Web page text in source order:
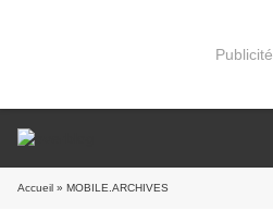
Publicité
Accueil » MOBILE.ARCHIVES